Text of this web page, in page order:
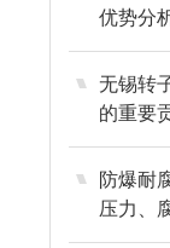
优势分
无锡转
的重要
防爆耐
压力、